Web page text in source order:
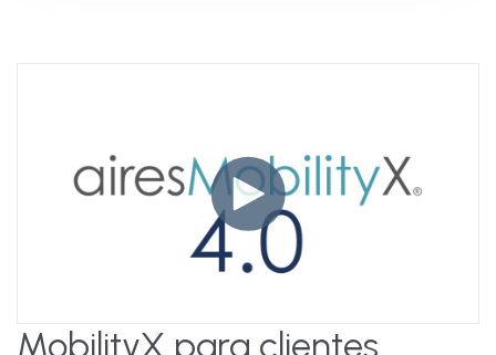
MobilityX para clientes